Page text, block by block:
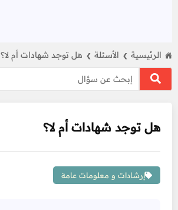
الرئيسية ❯ الأسئلة ❯ هل توجد شهادات أم لا؟
هل توجد شهادات أم لا؟
إرشادات و معلومات عامة